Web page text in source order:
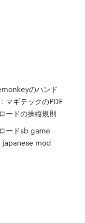
のハンド
マギテックのPDF
ードの操縦規則
ードsb game
japanese mod